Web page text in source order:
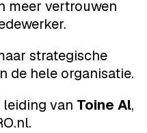
meer vertrouwen
strategische
de hele organisatie.
van Toine Al,